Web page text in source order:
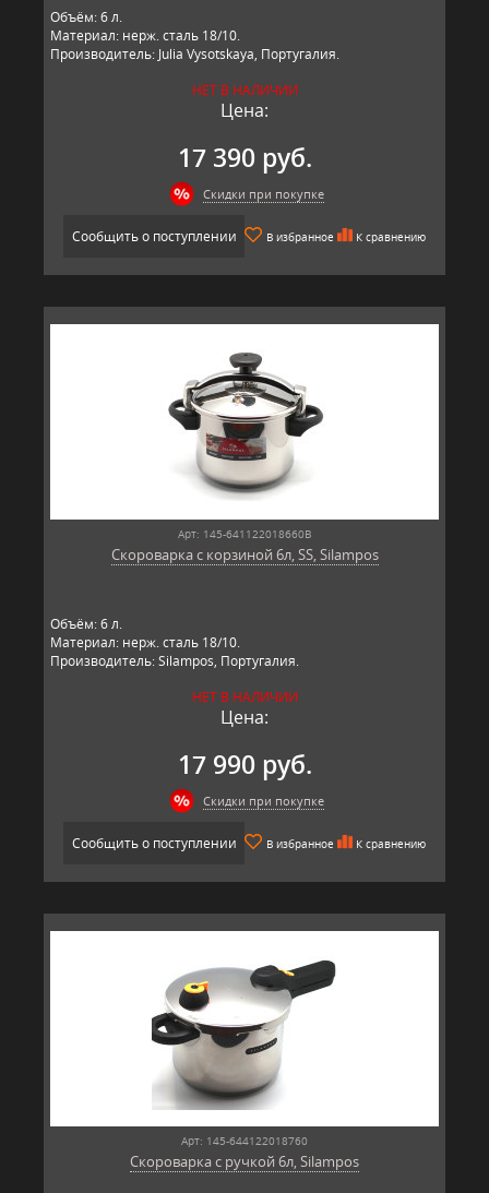
Объём: 6 л.
Материал: нерж. сталь 18/10.
Производитель: Julia Vysotskaya, Португалия.
НЕТ В НАЛИЧИИ
Цена:
17 390 руб.
Скидки при покупке
Сообщить о поступлении В избранное К сравнению
Арт: 145-641122018660B
Скороварка с корзиной 6л, SS, Silampos
Объём: 6 л.
Материал: нерж. сталь 18/10.
Производитель: Silampos, Португалия.
НЕТ В НАЛИЧИИ
Цена:
17 990 руб.
Скидки при покупке
Сообщить о поступлении В избранное К сравнению
Арт: 145-644122018760
Скороварка с ручкой 6л, Silampos